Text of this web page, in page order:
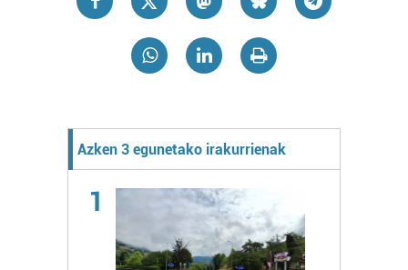
Azken 3 egunetako irakurrienak
1